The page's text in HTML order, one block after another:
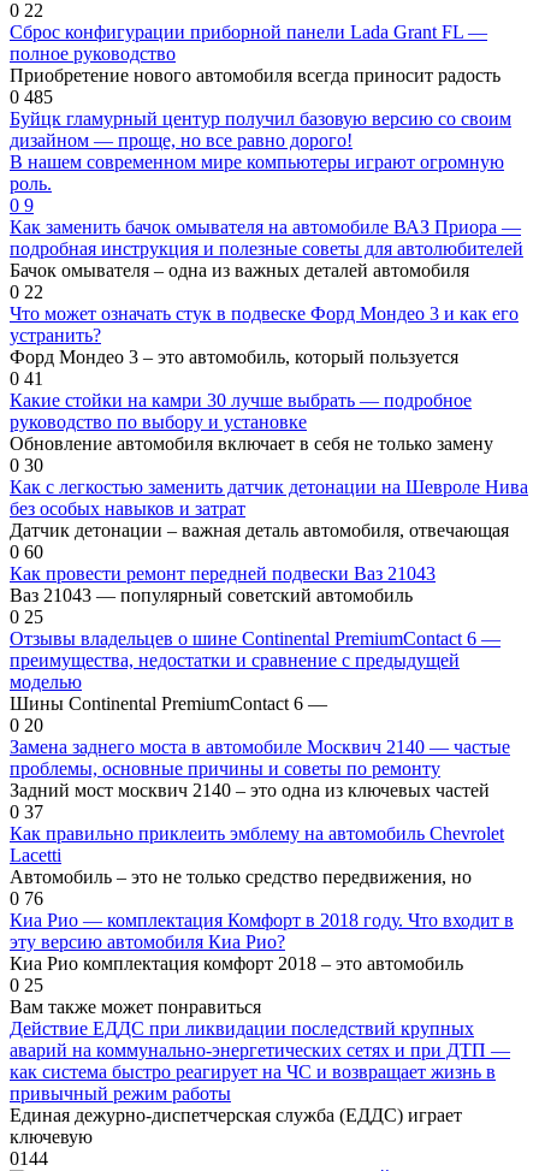
0 22
Сброс конфигурации приборной панели Lada Grant FL —
полное руководство
Приобретение нового автомобиля всегда приносит радость
0 485
Буйцк гламурный центур получил базовую версию со своим
дизайном — проще, но все равно дорого!
В нашем современном мире компьютеры играют огромную
роль.
0 9
Как заменить бачок омывателя на автомобиле ВАЗ Приора —
подробная инструкция и полезные советы для автолюбителей
Бачок омывателя – одна из важных деталей автомобиля
0 22
Что может означать стук в подвеске Форд Мондео 3 и как его
устранить?
Форд Мондео 3 – это автомобиль, который пользуется
0 41
Какие стойки на камри 30 лучше выбрать — подробное
руководство по выбору и установке
Обновление автомобиля включает в себя не только замену
0 30
Как с легкостью заменить датчик детонации на Шевроле Нива
без особых навыков и затрат
Датчик детонации – важная деталь автомобиля, отвечающая
0 60
Как провести ремонт передней подвески Ваз 21043
Ваз 21043 — популярный советский автомобиль
0 25
Отзывы владельцев о шине Continental PremiumContact 6 —
преимущества, недостатки и сравнение с предыдущей
моделью
Шины Continental PremiumContact 6 —
0 20
Замена заднего моста в автомобиле Москвич 2140 — частые
проблемы, основные причины и советы по ремонту
Задний мост москвич 2140 – это одна из ключевых частей
0 37
Как правильно приклеить эмблему на автомобиль Chevrolet
Lacetti
Автомобиль – это не только средство передвижения, но
0 76
Киа Рио — комплектация Комфорт в 2018 году. Что входит в
эту версию автомобиля Киа Рио?
Киа Рио комплектация комфорт 2018 – это автомобиль
0 25
Вам также может понравиться
Действие ЕДДС при ликвидации последствий крупных
аварий на коммунально-энергетических сетях и при ДТП —
как система быстро реагирует на ЧС и возвращает жизнь в
привычный режим работы
Единая дежурно-диспетчерская служба (ЕДДС) играет
ключевую
0144